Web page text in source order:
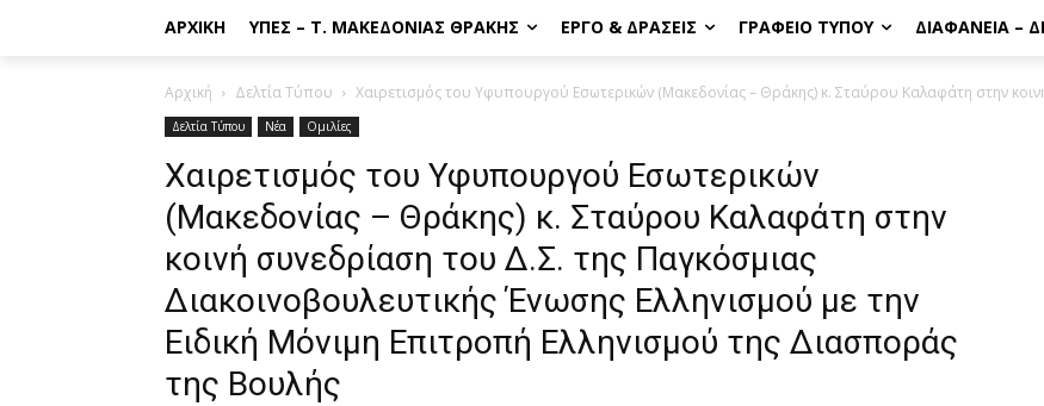
ΑΡΧΙΚΉ ΥΠΕΣ – Τ. ΜΑΚΕΔΟΝΊΑΣ ΘΡΆΚΗΣ ΈΡΓΟ & ΔΡΆΣΕΙΣ ΓΡΑΦΕΊΟ ΤΎΠΟΥ ΔΙΑΦΆΝΕΙΑ –
Αρχική Δελτία Τύπου Χαιρετισμός του Υφυπουργού Εσωτερικών (Μακεδονίας – Θράκης) κ. Σταύρου Καλαφάτη στην
Δελτία Τύπου Νέα Ομιλίες
Χαιρετισμός του Υφυπουργού Εσωτερικών
(Μακεδονίας – Θράκης) κ. Σταύρου Καλαφάτη στην
κοινή συνεδρίαση του Δ.Σ. της Παγκόσμιας
Διακοινοβουλευτικής Ένωσης Ελληνισμού με την
Ειδική Μόνιμη Επιτροπή Ελληνισμού της Διασποράς
της Βουλής